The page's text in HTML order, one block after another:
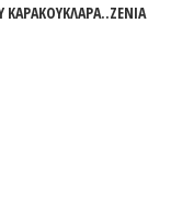
ΚΑΡΑΚΟΥΚΛΑΡΑ..ΖΕΝΙΑ